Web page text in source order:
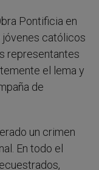
Pontificia en
católicos
representantes
el lema y
de
un crimen
En todo el